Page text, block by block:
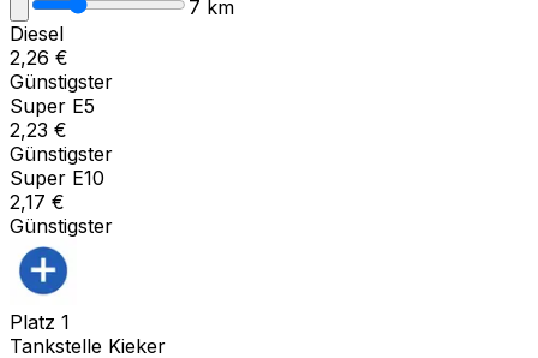
7 km
Diesel
2,26 €
Günstigster
Super E5
2,23 €
Günstigster
Super E10
2,17 €
Günstigster
Platz 1
Tankstelle Kieker